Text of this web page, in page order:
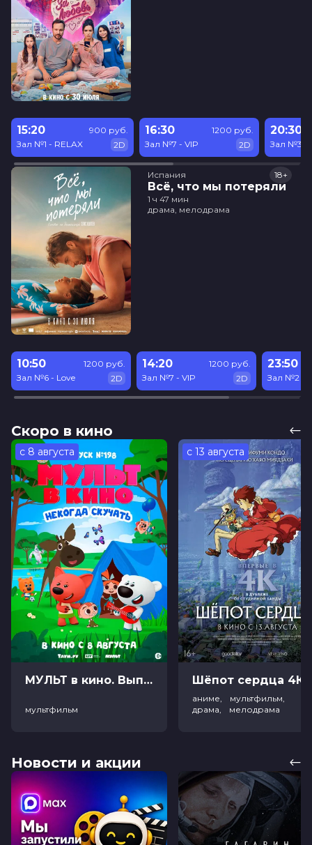
15:20
Зал №1 - RELAX
900 руб.
2D
16:30
Зал №7 - VIP
1200 руб.
2D
20:30
Зал №3
Испания
Всё, что мы потеряли
18+
1 ч 47 мин
драма, мелодрама
10:50
Зал №6 - Love
1200 руб.
2D
14:20
Зал №7 - VIP
1200 руб.
2D
23:50
Зал №2
Скоро в кино
с 8 августа
МУЛЬТ в кино. Выпуск №198. Некогда скучать (0+)
мультфильм
с 13 августа
аниме, мультфильм,
драма, мелодрама
Новости и акции